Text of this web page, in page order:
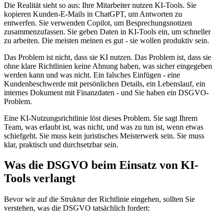
Die Realität sieht so aus: Ihre Mitarbeiter nutzen KI-Tools. Sie
kopieren Kunden-E-Mails in ChatGPT, um Antworten zu
entwerfen. Sie verwenden Copilot, um Besprechungsnotizen
zusammenzufassen. Sie geben Daten in KI-Tools ein, um schneller
zu arbeiten. Die meisten meinen es gut - sie wollen produktiv sein.
Das Problem ist nicht, dass sie KI nutzen. Das Problem ist, dass sie
ohne klare Richtlinien keine Ahnung haben, was sicher eingegeben
werden kann und was nicht. Ein falsches Einfügen - eine
Kundenbeschwerde mit persönlichen Details, ein Lebenslauf, ein
internes Dokument mit Finanzdaten - und Sie haben ein DSGVO-
Problem.
Eine KI-Nutzungsrichtlinie löst dieses Problem. Sie sagt Ihrem
Team, was erlaubt ist, was nicht, und was zu tun ist, wenn etwas
schiefgeht. Sie muss kein juristisches Meisterwerk sein. Sie muss
klar, praktisch und durchsetzbar sein.
Was die DSGVO beim Einsatz von KI-
Tools verlangt
Bevor wir auf die Struktur der Richtlinie eingehen, sollten Sie
verstehen, was die DSGVO tatsächlich fordert: